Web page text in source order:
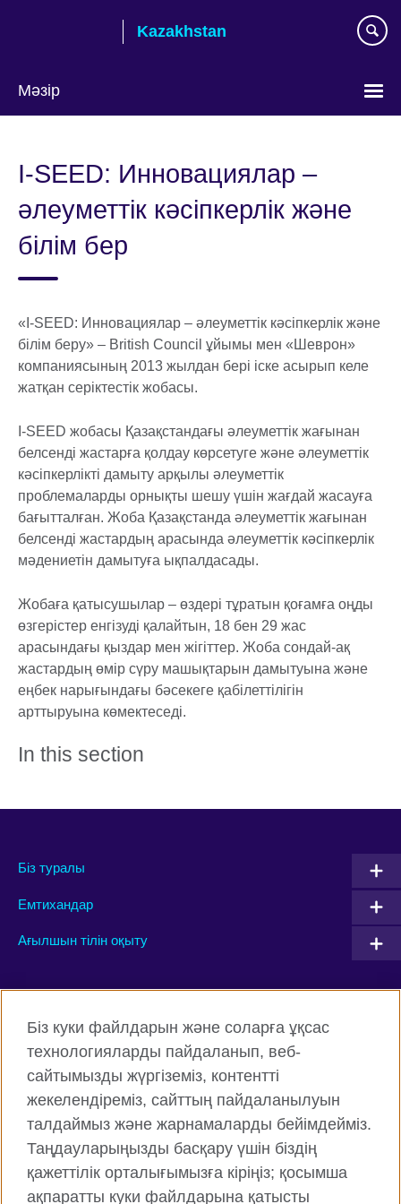
Kazakhstan
Мәзір
I-SEED: Инновациялар –
әлеуметтік кәсіпкерлік және
білім бер
«I-SEED: Инновациялар – әлеуметтік кәсіпкерлік және
білім беру» – British Council ұйымы мен «Шеврон»
компаниясының 2013 жылдан бері іске асырып келе
жатқан серіктестік жобасы.
I-SEED жобасы Қазақстандағы әлеуметтік жағынан
белсенді жастарға қолдау көрсетуге және әлеуметтік
кәсіпкерлікті дамыту арқылы әлеуметтік
проблемаларды орнықты шешу үшін жағдай жасауға
бағытталған. Жоба Қазақстанда әлеуметтік жағынан
белсенді жастардың арасында әлеуметтік кәсіпкерлік
мәдениетін дамытуға ықпалдасады.
Жобаға қатысушылар – өздері тұратын қоғамға оңды
өзгерістер енгізуді қалайтын, 18 бен 29 жас
арасындағы қыздар мен жігіттер. Жоба сондай-ақ
жастардың өмір сүру машықтарын дамытуына және
еңбек нарығындағы бәсекеге қабілеттілігін
арттыруына көмектеседі.
In this section
Біз туралы
Емтихандар
Ағылшын тілін оқыту
Connect with us
Facebook Twitter
Instagram YouTube
Flickr
Біз куки файлдарын және соларға ұқсас
технологияларды пайдаланып, веб-
сайтымызды жүргіземіз, контентті
жекелендіреміз, сайттың пайдаланылуын
талдаймыз және жарнамаларды бейімдейміз.
Таңдауларыңызды басқару үшін біздің
қажеттілік орталығымызға кіріңіз; қосымша
ақпаратты куки файлдарына қатысты